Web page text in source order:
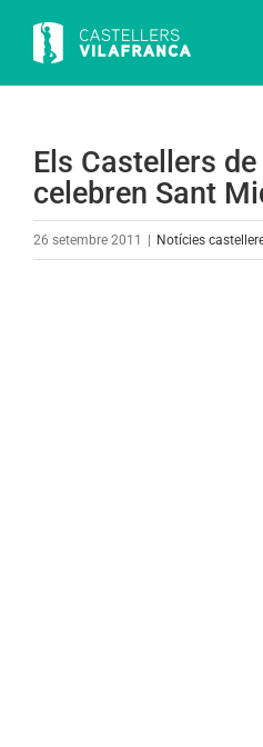
content
Els Castellers
celebren Sant
26 setembre 2011 Notícies